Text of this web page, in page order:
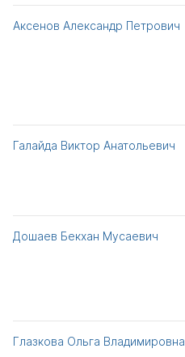
Аксенов Александр Петрович
Галайда Виктор Анатольевич
Дошаев Бекхан Мусаевич
Глазкова Ольга Владимировна